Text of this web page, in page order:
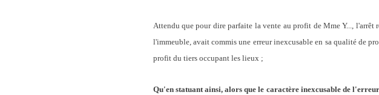
Attendu que pour dire parfaite la vente au profit de Mme Y...,
l'immeuble, avait commis une erreur inexcusable en sa qualité de
profit du tiers occupant les lieux ;
Qu'en statuant ainsi, alors que le caractère inexcusable de